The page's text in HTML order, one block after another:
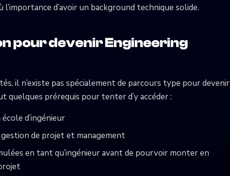
l’importance d’avoir un background technique solide.
pour devenir Engineering
il n’existe pas spécialement de parcours type pour devenir
quelques prérequis pour tenter d’y accéder :
d’ingénieur
de projet et management
en tant qu’ingénieur avant de pourvoir monter en